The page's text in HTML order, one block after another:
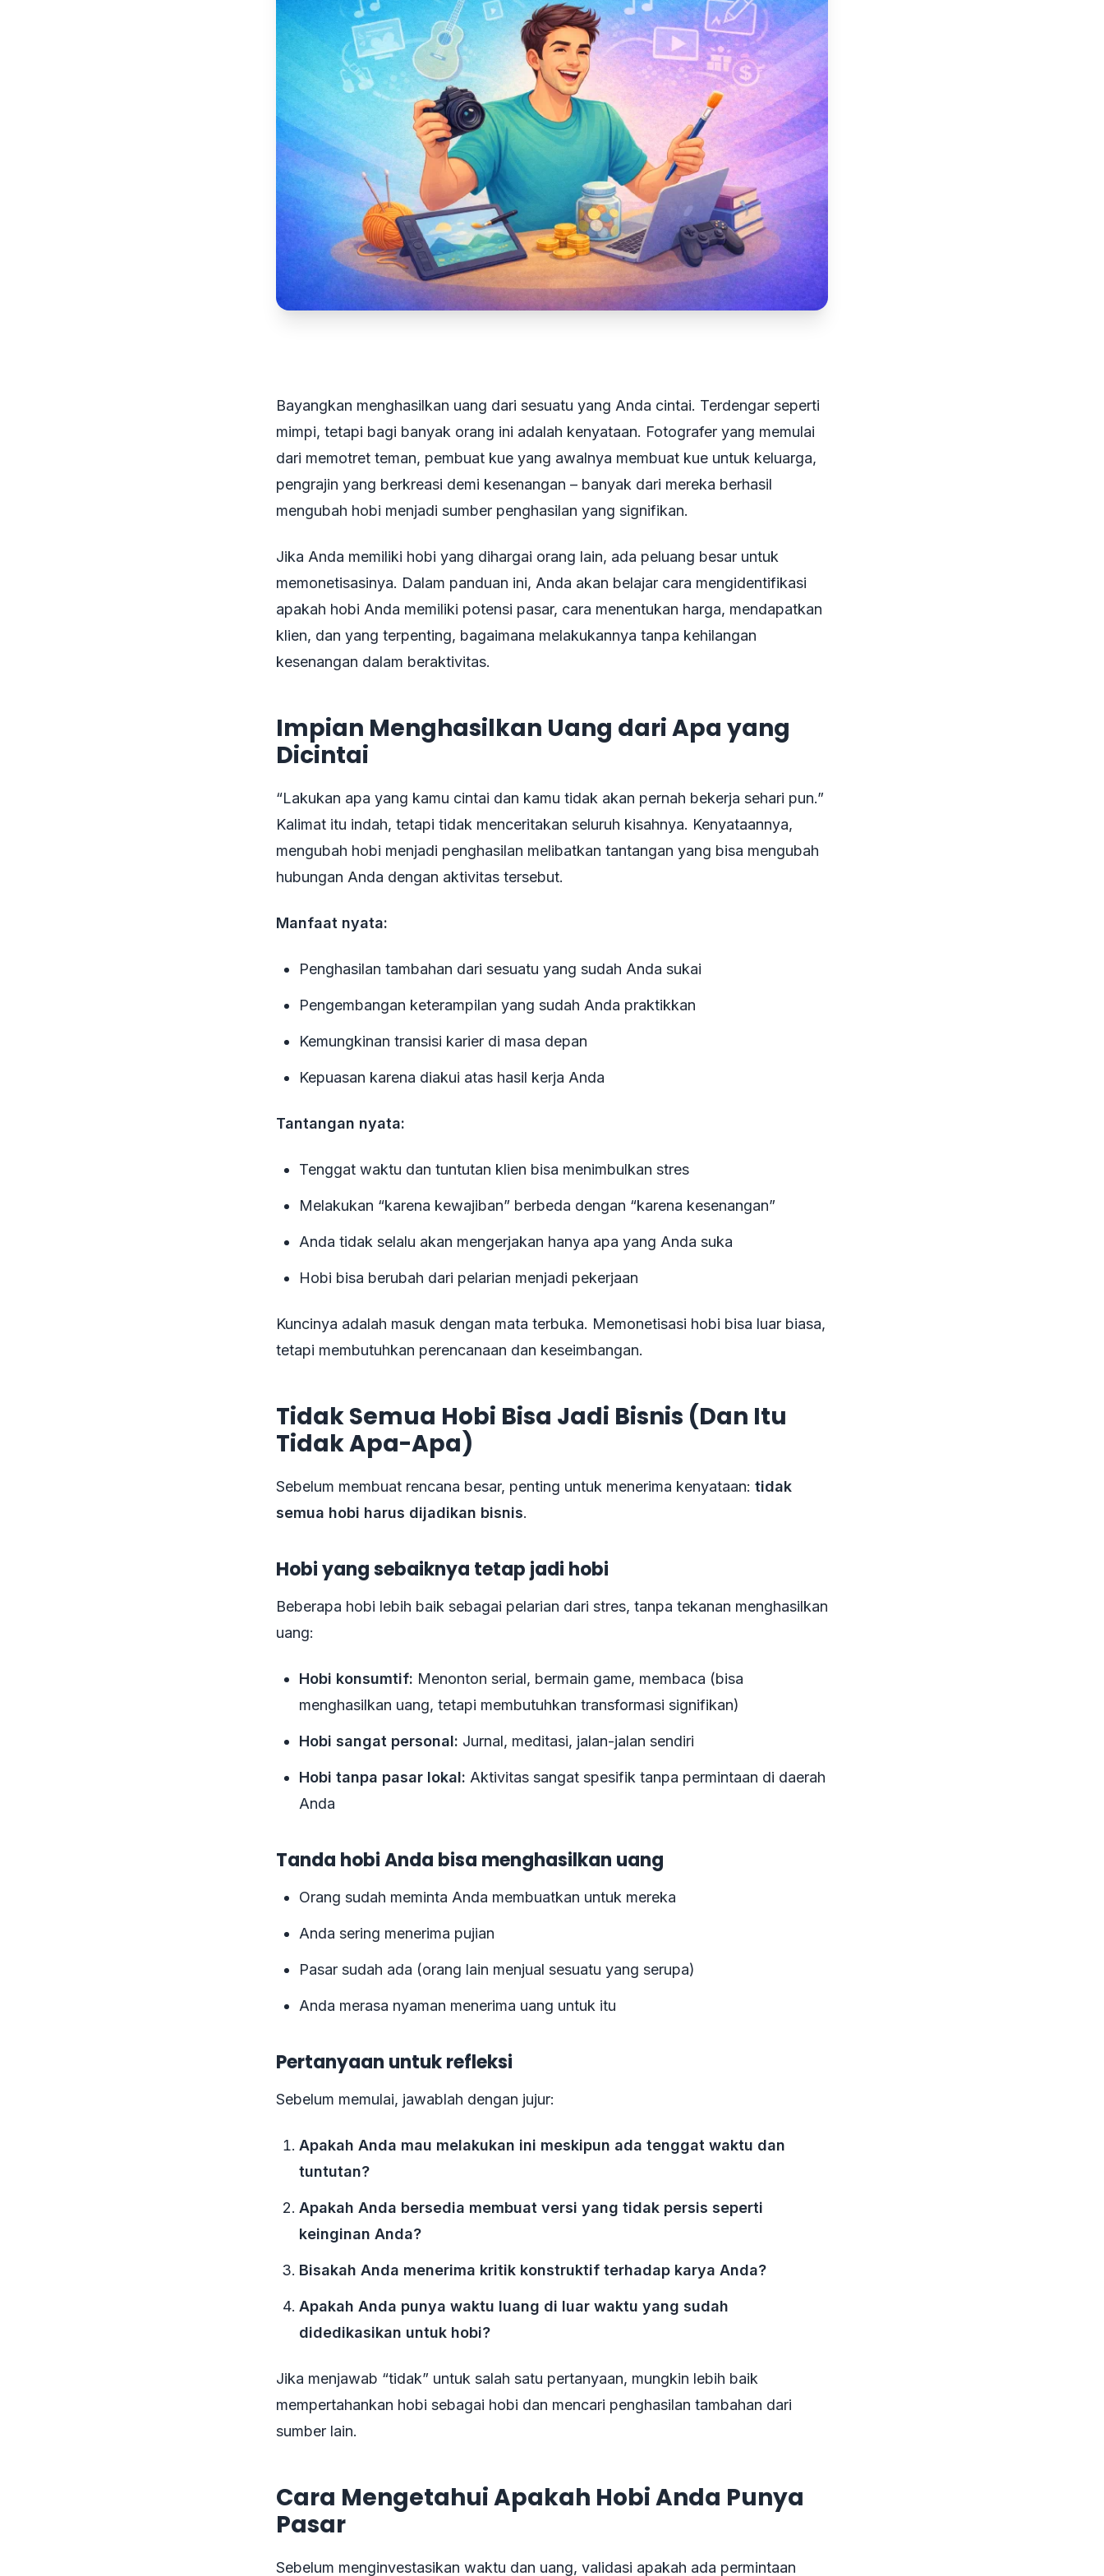
Bayangkan menghasilkan uang dari sesuatu yang Anda cintai. Terdengar seperti
mimpi, tetapi bagi banyak orang ini adalah kenyataan. Fotografer yang memulai
dari memotret teman, pembuat kue yang awalnya membuat kue untuk keluarga,
pengrajin yang berkreasi demi kesenangan – banyak dari mereka berhasil
mengubah hobi menjadi sumber penghasilan yang signifikan.
Jika Anda memiliki hobi yang dihargai orang lain, ada peluang besar untuk
memonetisasinya. Dalam panduan ini, Anda akan belajar cara mengidentifikasi
apakah hobi Anda memiliki potensi pasar, cara menentukan harga, mendapatkan
klien, dan yang terpenting, bagaimana melakukannya tanpa kehilangan
kesenangan dalam beraktivitas.
Impian Menghasilkan Uang dari Apa yang
Dicintai
“Lakukan apa yang kamu cintai dan kamu tidak akan pernah bekerja sehari pun.”
Kalimat itu indah, tetapi tidak menceritakan seluruh kisahnya. Kenyataannya,
mengubah hobi menjadi penghasilan melibatkan tantangan yang bisa mengubah
hubungan Anda dengan aktivitas tersebut.
Manfaat nyata:
Penghasilan tambahan dari sesuatu yang sudah Anda sukai
Pengembangan keterampilan yang sudah Anda praktikkan
Kemungkinan transisi karier di masa depan
Kepuasan karena diakui atas hasil kerja Anda
Tantangan nyata:
Tenggat waktu dan tuntutan klien bisa menimbulkan stres
Melakukan “karena kewajiban” berbeda dengan “karena kesenangan”
Anda tidak selalu akan mengerjakan hanya apa yang Anda suka
Hobi bisa berubah dari pelarian menjadi pekerjaan
Kuncinya adalah masuk dengan mata terbuka. Memonetisasi hobi bisa luar biasa,
tetapi membutuhkan perencanaan dan keseimbangan.
Tidak Semua Hobi Bisa Jadi Bisnis (Dan Itu
Tidak Apa-Apa)
Sebelum membuat rencana besar, penting untuk menerima kenyataan: tidak
semua hobi harus dijadikan bisnis.
Hobi yang sebaiknya tetap jadi hobi
Beberapa hobi lebih baik sebagai pelarian dari stres, tanpa tekanan menghasilkan
uang:
Hobi konsumtif: Menonton serial, bermain game, membaca (bisa
menghasilkan uang, tetapi membutuhkan transformasi signifikan)
Hobi sangat personal: Jurnal, meditasi, jalan-jalan sendiri
Hobi tanpa pasar lokal: Aktivitas sangat spesifik tanpa permintaan di daerah
Anda
Tanda hobi Anda bisa menghasilkan uang
Orang sudah meminta Anda membuatkan untuk mereka
Anda sering menerima pujian
Pasar sudah ada (orang lain menjual sesuatu yang serupa)
Anda merasa nyaman menerima uang untuk itu
Pertanyaan untuk refleksi
Sebelum memulai, jawablah dengan jujur:
Apakah Anda mau melakukan ini meskipun ada tenggat waktu dan
tuntutan?
Apakah Anda bersedia membuat versi yang tidak persis seperti
keinginan Anda?
Bisakah Anda menerima kritik konstruktif terhadap karya Anda?
Apakah Anda punya waktu luang di luar waktu yang sudah
didedikasikan untuk hobi?
Jika menjawab “tidak” untuk salah satu pertanyaan, mungkin lebih baik
mempertahankan hobi sebagai hobi dan mencari penghasilan tambahan dari
sumber lain.
Cara Mengetahui Apakah Hobi Anda Punya
Pasar
Sebelum menginvestasikan waktu dan uang, validasi apakah ada permintaan